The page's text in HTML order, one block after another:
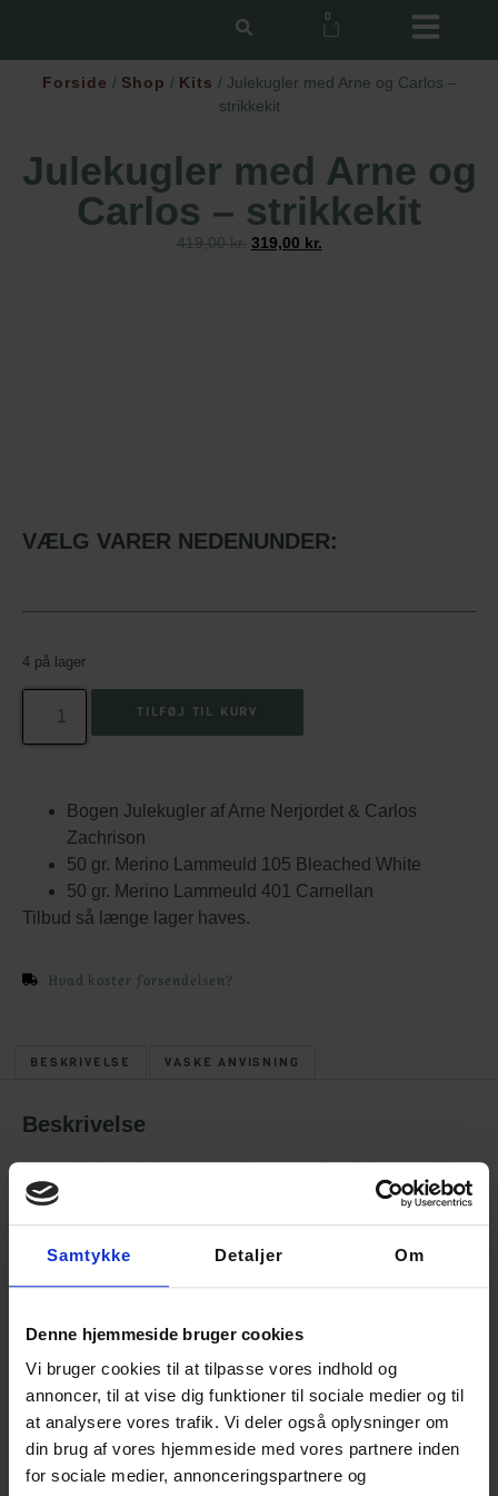
Samtykke Detaljer Om
Denne hjemmeside bruger cookies
Vi bruger cookies til at tilpasse vores indhold og
annoncer, til at vise dig funktioner til sociale medier og til
at analysere vores trafik. Vi deler også oplysninger om
din brug af vores hjemmeside med vores partnere inden
for sociale medier, annonceringspartnere og
0
Forside / Shop / Kits / Julekugler med Arne og Carlos –
strikkekit
Julekugler med Arne og
Carlos – strikkekit
419,00kr. 319,00 kr.
VÆLG VARER NEDENUNDER:
4 på lager
TILFØJ TIL KURV
Bogen Julekugler af Arne Nerjordet & Carlos
Zachrison
50 gr. Merino Lammeuld 105 Bleached White
50 gr. Merino Lammeuld 401 Carnellan
Tilbud så længe lager haves.
Hvad koster forsendelsen?
BESKRIVELSE VASKE ANVISNING
Beskrivelse
Strikkekit med opskrifter til
julekugler medArne og Carlos
Sammen med garn til en masse strikkede
julekugler
Kuglerne strikkes på strømpepinde og oftest gentager mønstret
sig når man strikker rundt. Der strikkes ret hele vejen og
undervejs skal der tages ud og siden ind.
Julekuglerne egner sig rigtigt godt til let øvede, da man strikker
meget småt og stramt.
Kittet inkluderer bog med opskrifter og et nøgle rødt og et nøgle